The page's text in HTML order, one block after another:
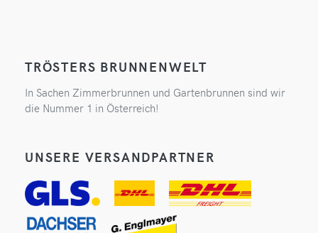
TRÖSTERS BRUNNENWELT
In Sachen Zimmerbrunnen und Gartenbrunnen sind wir
die Nummer 1 in Österreich!
UNSERE VERSANDPARTNER